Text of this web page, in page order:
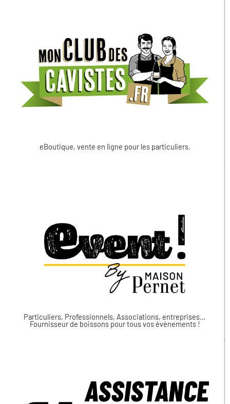
eBoutique, vente en ligne pour les particuliers.
Particuliers, Professionnels, Associations, entreprises…
Fournisseur de boissons pour tous vos évènements !